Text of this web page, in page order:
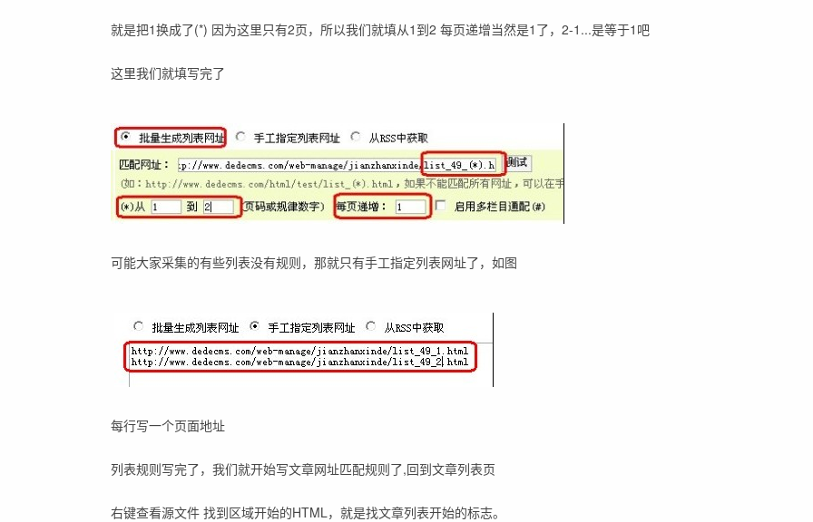
就是把1换成了(*) 因为这里只有2页，所以我们就填从1到2 每页递增当然是1了，2-1...是等于1吧
这里我们就填写完了
可能大家采集的有些列表没有规则，那就只有手工指定列表网址了，如图
每行写一个页面地址
列表规则写完了，我们就开始写文章网址匹配规则了,回到文章列表页
右键查看源文件 找到区域开始的HTML，就是找文章列表开始的标志。